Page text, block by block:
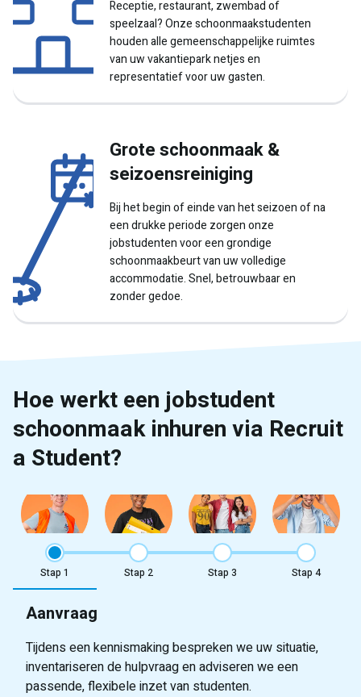
Receptie, restaurant, zwembad of
speelzaal? Onze schoonmaakstudenten
houden alle gemeenschappelijke ruimtes
van uw vakantiepark netjes en
representatief voor uw gasten.
Grote schoonmaak &
seizoensreiniging
Bij het begin of einde van het seizoen of na
een drukke periode zorgen onze
jobstudenten voor een grondige
schoonmaakbeurt van uw volledige
accommodatie. Snel, betrouwbaar en
zonder gedoe.
Hoe werkt een jobstudent
schoonmaak inhuren via Recruit
a Student?
Stap Stap Stap Stap
Aanvraag
Tijdens een kennismaking bespreken we uw situatie,
inventariseren de hulpvraag en adviseren we een
passende, flexibele inzet van studenten.